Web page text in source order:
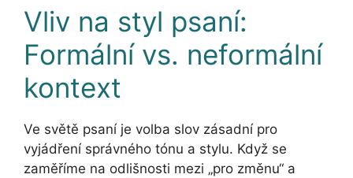
Vliv na styl psaní:
Formální vs. neformální
kontext
Ve světě psaní je volba slov zásadní pro
vyjádření správného tónu a stylu. Když se
zaměříme na odlišnosti mezi „pro změnu“ a